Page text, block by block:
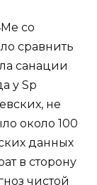
со
сравнить
санации
у Sp
не
около 100
данных
в сторону
чистой